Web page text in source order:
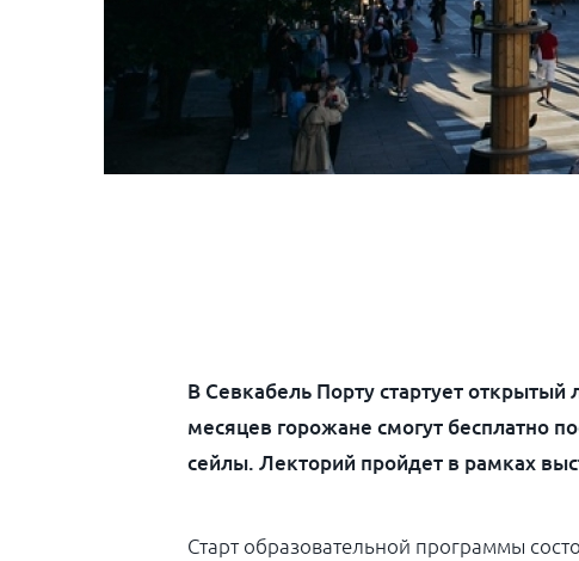
В Севкабель Порту стартует
месяцев горожане смогут бесплатно
сейлы. Лекторий пройдет в рамках
Старт образовательной программы